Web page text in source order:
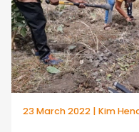
23 March 2022 | Kim